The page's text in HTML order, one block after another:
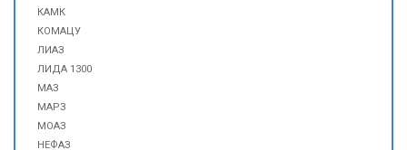
КАМК
КОМАЦУ
ЛИАЗ
ЛИДА 1300
МАЗ
МАРЗ
МОАЗ
НЕФАЗ